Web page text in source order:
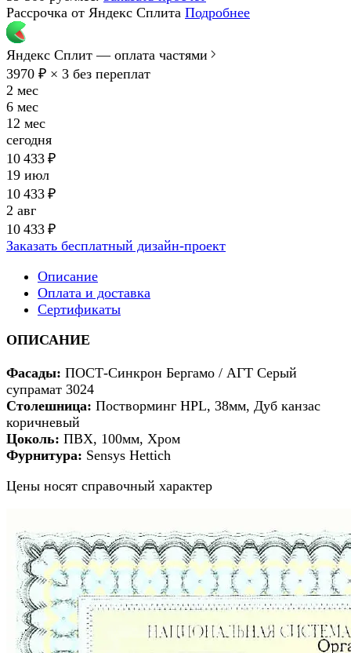
Рассрочка от Яндекс Сплита Подробнее
Яндекс Сплит — оплата частями
3970 ₽ × 3 без переплат
2 мес
6 мес
12 мес
сегодня
10 433 ₽
19 июл
10 433 ₽
2 авг
10 433 ₽
Заказать бесплатный дизайн-проект
Описание
Оплата и доставка
Сертификаты
ОПИСАНИЕ
Фасады: ПОСТ-Синкрон Бергамо / АГТ Серый
супрамат 3024
Столешница: Постворминг HPL, 38мм, Дуб канзас
коричневый
Цоколь: ПВХ, 100мм, Хром
Фурнитура: Sensys Hettich
Цены носят справочный характер